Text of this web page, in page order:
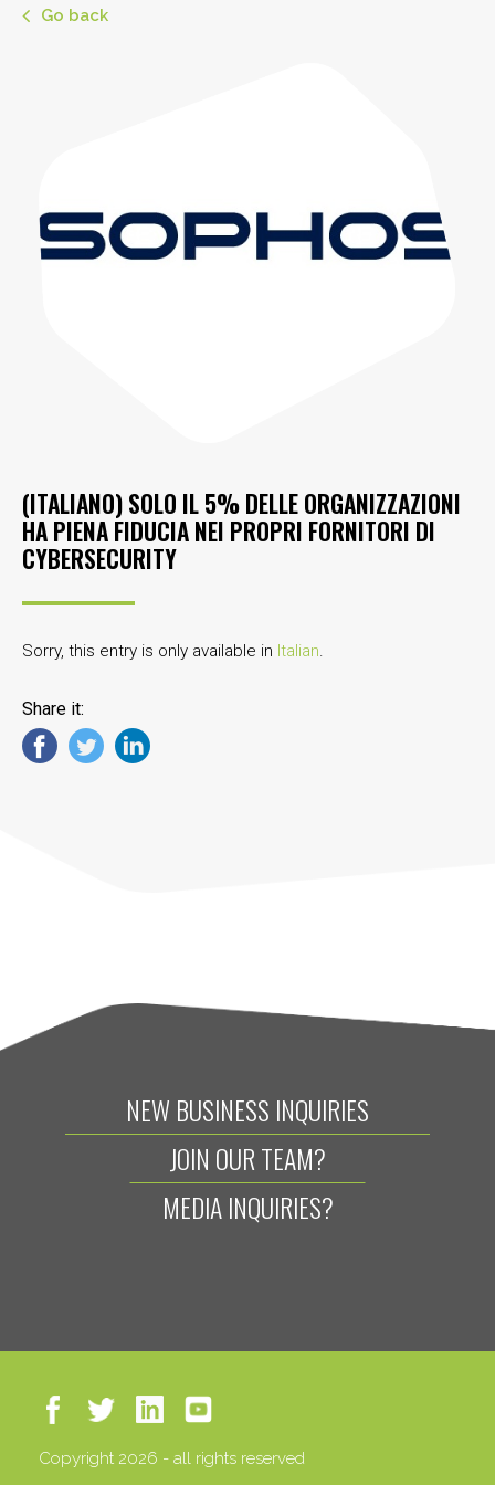
Go back
(ITALIANO) SOLO IL 5% DELLE ORGANIZZAZIONI
HA PIENA FIDUCIA NEI PROPRI FORNITORI DI
CYBERSECURITY
Sorry, this entry is only available in Italian.
Share it:
NEW BUSINESS INQUIRIES
JOIN OUR TEAM?
MEDIA INQUIRIES?
Copyright 2026 - all rights reserved